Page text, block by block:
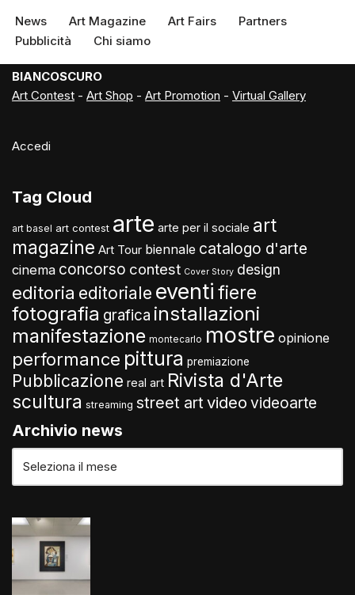
News Art Magazine Art Fairs
Partners
Pubblicità
Chi siamo
BIANCOSCURO
Art Contest - Art Shop - Art Promotion - Virtual Gallery
Accedi
Tag Cloud
art basel art contest arte arte per il sociale art
magazine Art Tour biennale catalogo d'arte
cinema concorso contest Cover Story design
editoria editoriale eventi fiere
fotografia grafica installazioni
manifestazione montecarlo mostre opinione
performance pittura premiazione
Pubblicazione real art Rivista d'Arte
scultura streaming street art video videoarte
Archivio news